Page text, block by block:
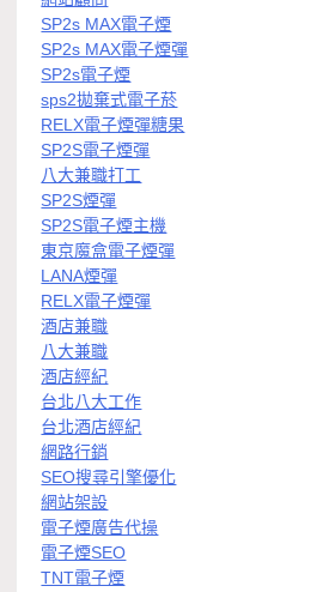
SP2s MAX電子煙
SP2s MAX電子煙彈
SP2s電子煙
sps2拋棄式電子菸
RELX電子煙彈糖果
SP2S電子煙彈
八大兼職打工
SP2S煙彈
SP2S電子煙主機
東京魔盒電子煙彈
LANA煙彈
RELX電子煙彈
酒店兼職
八大兼職
酒店經紀
台北八大工作
台北酒店經紀
網路行銷
SEO搜尋引擎優化
網站架設
電子煙廣告代操
電子煙SEO
TNT電子煙